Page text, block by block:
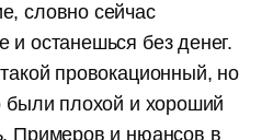
словно сейчас
и останешься без денег.
провокационный, но
были плохой и хороший
Примеров и нюансов в